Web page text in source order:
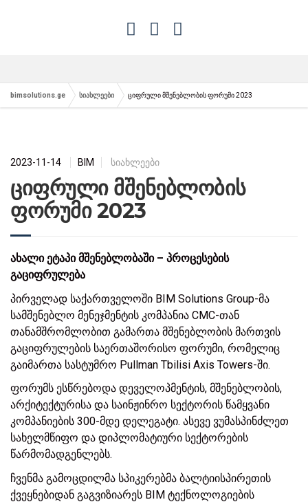
bimsolutions.ge სიახლეები ციფრული მშენებლობის ფორუმი 2023
2023-11-14 BIM სიახლეები
ციფრული მშენებლობის
ფორუმი 2023
ახალი ეტაპი მშენებლობაში – პროცესების
გაციფრულება
პირველად საქართველოში BIM Solutions Group-მა
სამშენებლო მენეჯმენტის კომპანია CMC-თან
თანამშრომლობით გამართა მშენებლობის მართვის
გაციფრულების საერთაშორისო ფორუმი, რომელიც
გაიმართა სასტუმრო Pullman Tbilisi Axis Towers-ში.
ფორუმს ესწრებოდა დეველოპმენტის, მშენებლობის,
არქიტექტურისა და საინჟინრო სექტორის წამყვანი
კომპანიების 300-მდე დელეგატი. ასევე ვუმასპინძლეთ
სახელმწიფო და დიპლომატიური სექტორების
წარმომადგენლებს.
ჩვენმა გამოცდილმა სპიკერებმა ბალტიისპირეთის
ქვეყნებიდან გაგვიზიარეს BIM ტექნოლოგიების